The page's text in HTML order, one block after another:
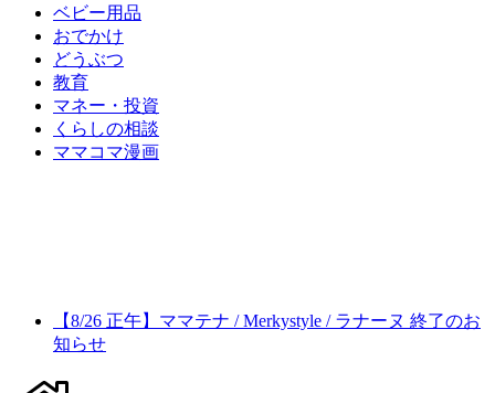
ベビー用品
おでかけ
どうぶつ
教育
マネー・投資
くらしの相談
ママコマ漫画
【8/26 正午】ママテナ / Merkystyle / ラナーヌ 終了のお
知らせ